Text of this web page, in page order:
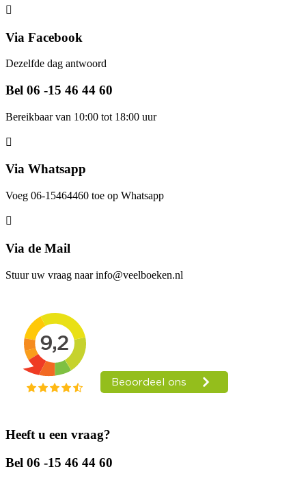
Via Facebook
Dezelfde dag antwoord
Bel 06 -15 46 44 60
Bereikbaar van 10:00 tot 18:00 uur
Via Whatsapp
Voeg 06-15464460 toe op Whatsapp
Via de Mail
Stuur uw vraag naar info@veelboeken.nl
Heeft u een vraag?
Bel 06 -15 46 44 60